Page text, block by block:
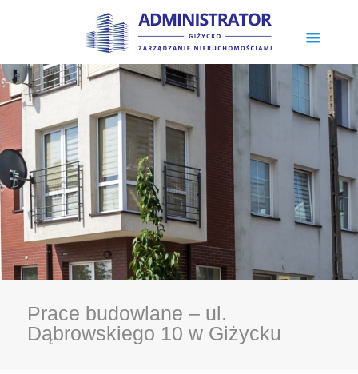
Prace budowlane – ul.
Dąbrowskiego 10 w Giżycku